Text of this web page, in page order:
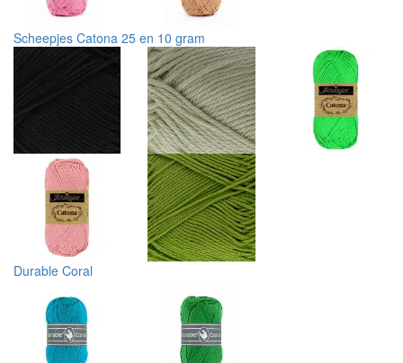
Scheepjes Catona 25 en 10 gram
Durable Coral